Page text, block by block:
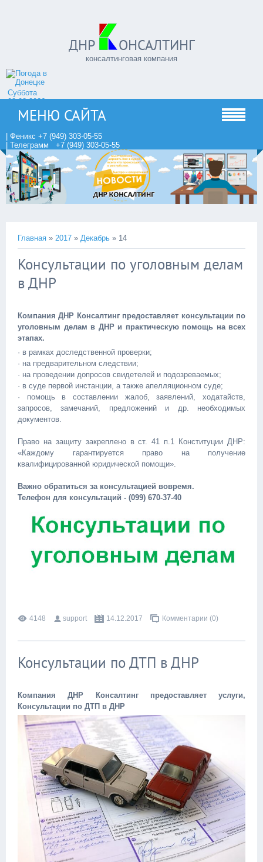
ДНР ОНСАЛТИНГ
консалтинговая компания
Суббота
08.08.2026
МЕНЮ САЙТА
| Феникс +7 (949) 303-05-55
| Телеграмм +7 (949) 303-05-55
Главная » 2017 » Декабрь » 14
Консультации по уголовным делам
в ДНР
Компания ДНР Консалтинг предоставляет консультации по
уголовным делам в ДНР и практическую помощь на всех
этапах.
· в рамках доследственной проверки;
· на предварительном следствии;
· на проведении допросов свидетелей и подозреваемых;
· в суде первой инстанции, а также апелляционном суде;
· помощь в составлении жалоб, заявлений, ходатайств,
запросов, замечаний, предложений и др. необходимых
документов.
Право на защиту закреплено в ст. 41 п.1 Конституции ДНР:
«Каждому гарантируется право на получение
квалифицированной юридической помощи».
Важно обратиться за консультацией вовремя.
Телефон для консультаций - (099) 670-37-40
4148 support 14.12.2017 Комментарии (0)
Консультации по ДТП в ДНР
Компания ДНР Консалтинг предоставляет услуги,
Консультации по ДТП в ДНР